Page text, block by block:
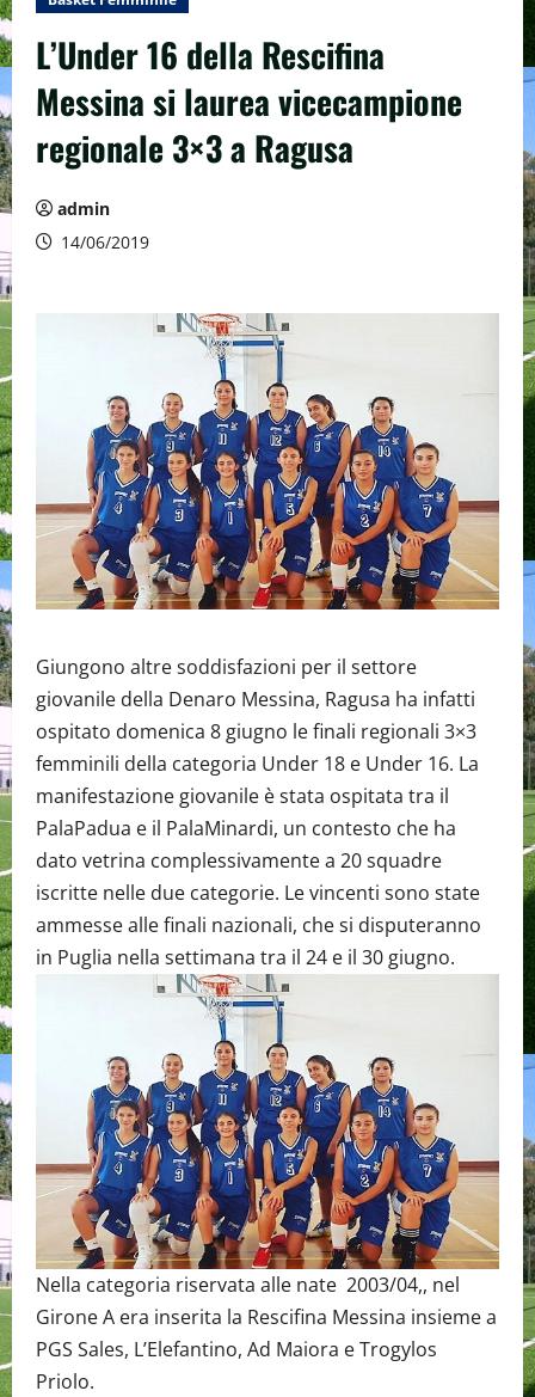
L’Under 16 della Rescifina
Messina si laurea vicecampione
regionale 3×3 a Ragusa
admin
14/06/2019
Giungono altre soddisfazioni per il settore
giovanile della Denaro Messina, Ragusa ha infatti
ospitato domenica 8 giugno le finali regionali 3×3
femminili della categoria Under 18 e Under 16. La
manifestazione giovanile è stata ospitata tra il
PalaPadua e il PalaMinardi, un contesto che ha
dato vetrina complessivamente a 20 squadre
iscritte nelle due categorie. Le vincenti sono state
ammesse alle finali nazionali, che si disputeranno
in Puglia nella settimana tra il 24 e il 30 giugno.
Nella categoria riservata alle nate 2003/04,, nel
Girone A era inserita la Rescifina Messina insieme a
PGS Sales, L’Elefantino, Ad Maiora e Trogylos
Priolo.